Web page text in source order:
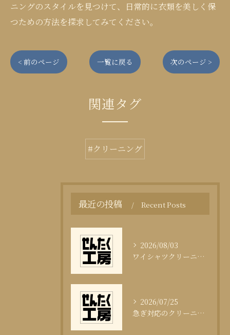
ニングのスタイルを見つけて、日常的に衣類を美しく保
つための方法を探求してみてください。
< 前のページ 一覧に戻る 次のページ >
関連タグ
#クリーニング
最近の投稿 Recent Posts
2026/08/03
ワイシャツクリーニング頻度と清潔感の科学
2026/07/25
急ぎ対応のクリーニング即日サービスの秘訣